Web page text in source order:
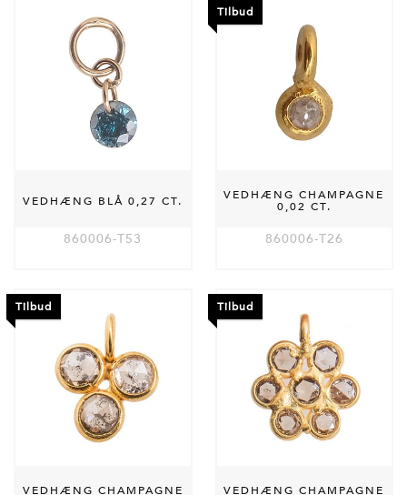
VEDHÆNG BLÅ 0,27 CT.
860006-T53
Tilbud
VEDHÆNG CHAMPAGNE
0,02 CT.
860006-T26
Tilbud
VEDHÆNG CHAMPAGNE
Tilbud
VEDHÆNG CHAMPAGNE